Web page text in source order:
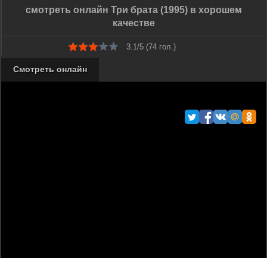
смотреть онлайн Три брата (1995) в хорошем
качестве
3.1/5 (74 гол.)
Смотреть онлайн